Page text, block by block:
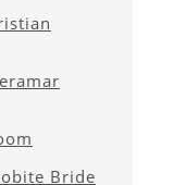
Bride